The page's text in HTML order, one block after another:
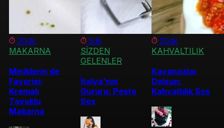
30dk
MAKARNA
Miniklerin de
Favorisi:
Kremalı
Tavuklu
Makarna
5dk
SİZDEN
GELENLER
İtalya'nın
Gururu: Pesto
Sos
20dk
KAHVALTILIK
Kavanozlar
Dolsun:
Kahvaltılık Sos